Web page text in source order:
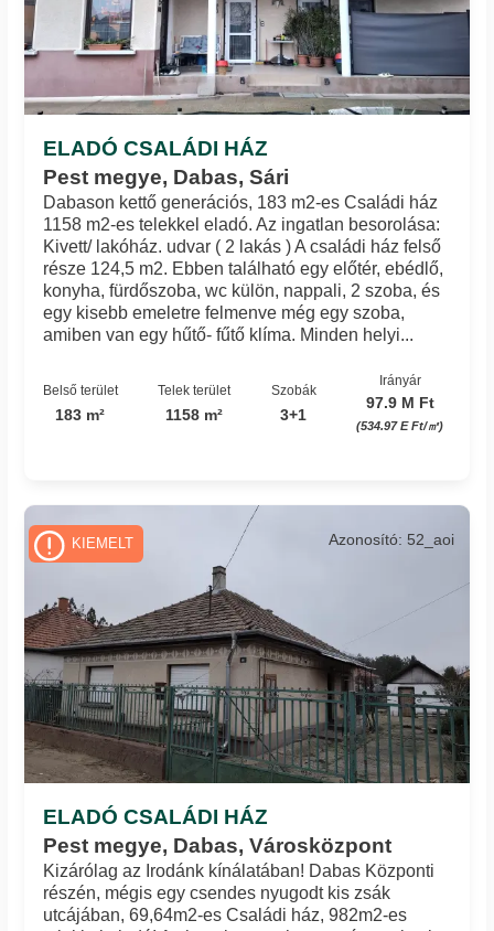
ELADÓ CSALÁDI HÁZ
Pest megye, Dabas, Sári
Dabason kettő generációs, 183 m2-es Családi ház
1158 m2-es telekkel eladó. Az ingatlan besorolása:
Kivett/ lakóház. udvar ( 2 lakás ) A családi ház felső
része 124,5 m2. Ebben található egy előtér, ebédlő,
konyha, fürdőszoba, wc külön, nappali, 2 szoba, és
egy kisebb emeletre felmenve még egy szoba,
amiben van egy hűtő- fűtő klíma. Minden helyi...
Belső terület
183 m²
Telek terület
1158 m²
Szobák
3+1
Irányár
97.9 M Ft
(534.97 E Ft/㎡)
ELADÓ CSALÁDI HÁZ
Pest megye, Dabas, Városközpont
Azonosító: 52_aoi
Kizárólag az Irodánk kínálatában! Dabas Központi
részén, mégis egy csendes nyugodt kis zsák
utcájában, 69,64m2-es Családi ház, 982m2-es
KIEMELT